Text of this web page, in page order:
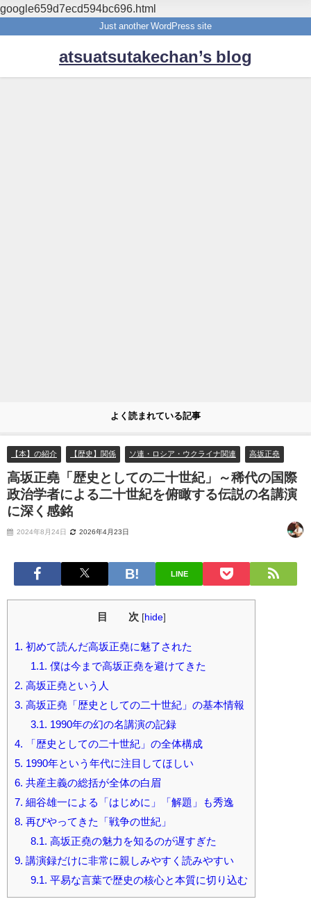
google659d7ecd594bc696.html
Just another WordPress site
atsuatsutakechan’s blog
よく読まれている記事
【本】の紹介 【歴史】関係 ソ連・ロシア・ウクライナ関連 高坂正堯
高坂正堯「歴史としての二十世紀」～稀代の国際
政治学者による二十世紀を俯瞰する伝説の名講演
に深く感銘
2024年8月24日 2026年4月23日
LINE
目 次 [hide]
1. 初めて読んだ高坂正堯に魅了された
1.1. 僕は今まで高坂正堯を避けてきた
2. 高坂正堯という人
3. 高坂正堯「歴史としての二十世紀」の基本情報
3.1. 1990年の幻の名講演の記録
4. 「歴史としての二十世紀」の全体構成
5. 1990年という年代に注目してほしい
6. 共産主義の総括が全体の白眉
7. 細谷雄一による「はじめに」「解題」も秀逸
8. 再びやってきた「戦争の世紀」
8.1. 高坂正堯の魅力を知るのが遅すぎた
9. 講演録だけに非常に親しみやすく読みやすい
9.1. 平易な言葉で歴史の核心と本質に切り込む